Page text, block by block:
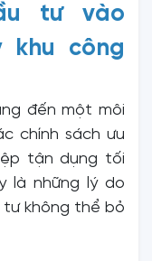
tư vào
khu công
đến một môi
chính sách ưu
tận dụng tối
là những lý do
không thể bỏ